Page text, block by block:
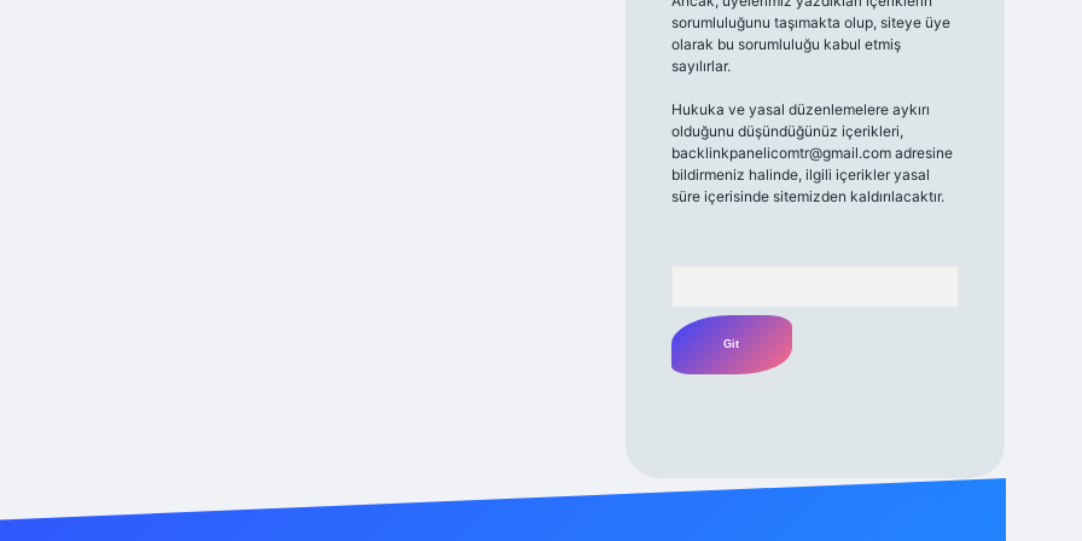
sorumluluğunu taşımakta olup, siteye üye
olarak bu sorumluluğu kabul etmiş
sayılırlar.
Hukuka ve yasal düzenlemelere aykırı
olduğunu düşündüğünüz içerikleri,
backlinkpanelicomtr@gmail.comadresine
bildirmeniz halinde, ilgili içerikler yasal
süre içerisinde sitemizden kaldırılacaktır.